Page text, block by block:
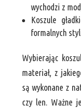
wychodzi z
Koszule
formalnych
Wybierając
materiał, z
są wykonane z
czy len. Ważne